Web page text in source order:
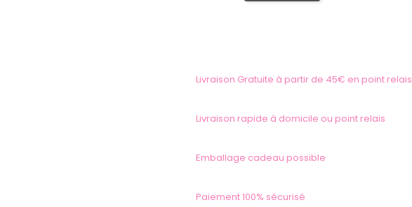
Livraison Gratuite à partir de 45€ en point relais
Livraison rapide à domicile ou point relais
Emballage cadeau possible
Paiement 100% sécurisé